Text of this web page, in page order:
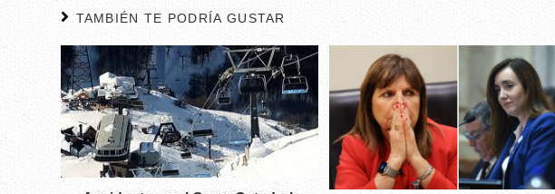
TAMBIÉN TE PODRÍA GUSTAR